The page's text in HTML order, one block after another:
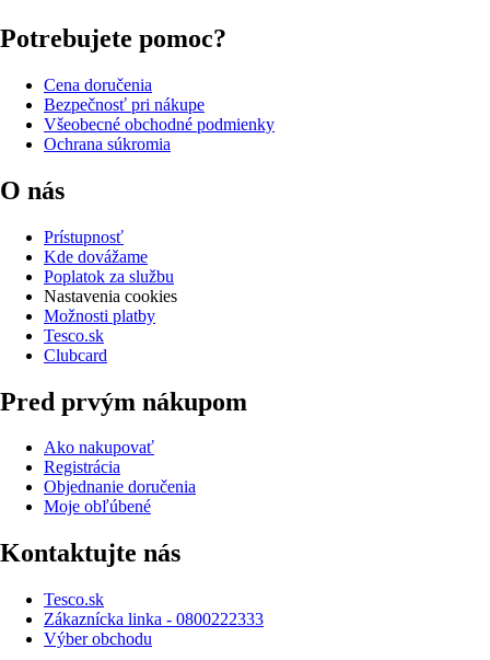
Potrebujete pomoc?
Cena doručenia
Bezpečnosť pri nákupe
Všeobecné obchodné podmienky
Ochrana súkromia
O nás
Prístupnosť
Kde dovážame
Poplatok za službu
Nastavenia cookies
Možnosti platby
Tesco.sk
Clubcard
Pred prvým nákupom
Ako nakupovať
Registrácia
Objednanie doručenia
Moje obľúbené
Kontaktujte nás
Tesco.sk
Zákaznícka linka - 0800222333
Výber obchodu